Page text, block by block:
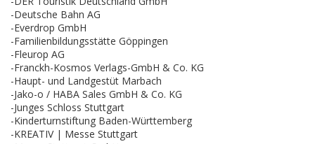
-Deutsche Bahn AG
-Everdrop GmbH
-Familienbildungsstätte Göppingen
-Fleurop AG
-Franckh-Kosmos Verlags-GmbH & Co. KG
-Haupt- und Landgestüt Marbach
-Jako-o / HABA Sales GmbH & Co. KG
-Junges Schloss Stuttgart
-Kinderturnstiftung Baden-Württemberg
-KREATIV | Messe Stuttgart